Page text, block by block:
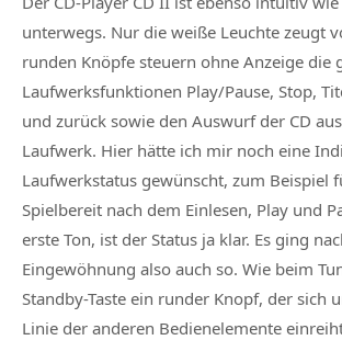
unterwegs. Nur die weiße Leuchte zeugt
runden Knöpfe steuern ohne Anzeige die
Laufwerksfunktionen Play/Pause, Stop,
und zurück sowie den Auswurf der CD
Laufwerk. Hier hätte ich mir noch eine
Laufwerkstatus gewünscht, zum Beispiel
Spielbereit nach dem Einlesen, Play und
erste Ton, ist der Status ja klar. Es ging
Eingewöhnung also auch so. Wie beim
Standby-Taste ein runder Knopf, der sich
Linie der anderen Bedienelemente